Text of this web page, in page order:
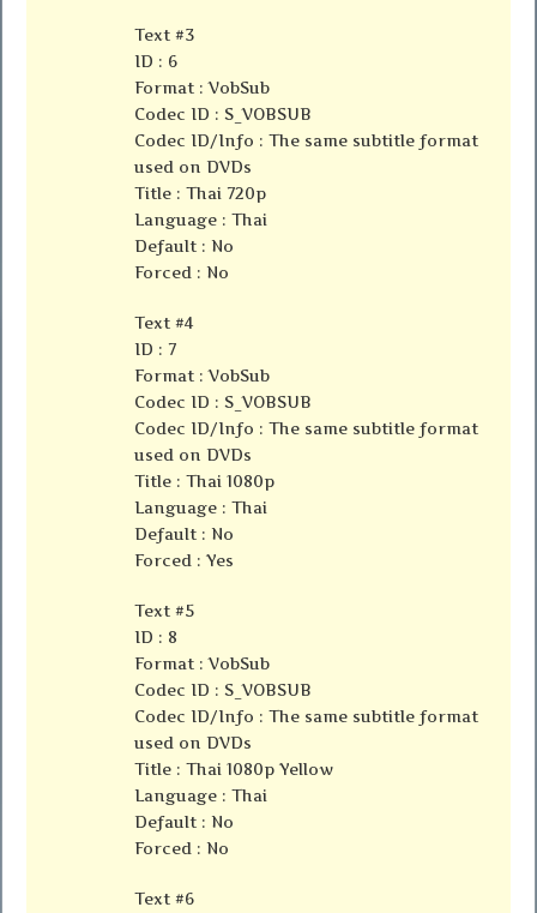
Text #3
ID : 6
Format : VobSub
Codec ID : S_VOBSUB
Codec ID/Info : The same subtitle format
used on DVDs
Title : Thai 720p
Language : Thai
Default : No
Forced : No
Text #4
ID : 7
Format : VobSub
Codec ID : S_VOBSUB
Codec ID/Info : The same subtitle format
used on DVDs
Title : Thai 1080p
Language : Thai
Default : No
Forced : Yes
Text #5
ID : 8
Format : VobSub
Codec ID : S_VOBSUB
Codec ID/Info : The same subtitle format
used on DVDs
Title : Thai 1080p Yellow
Language : Thai
Default : No
Forced : No
Text #6